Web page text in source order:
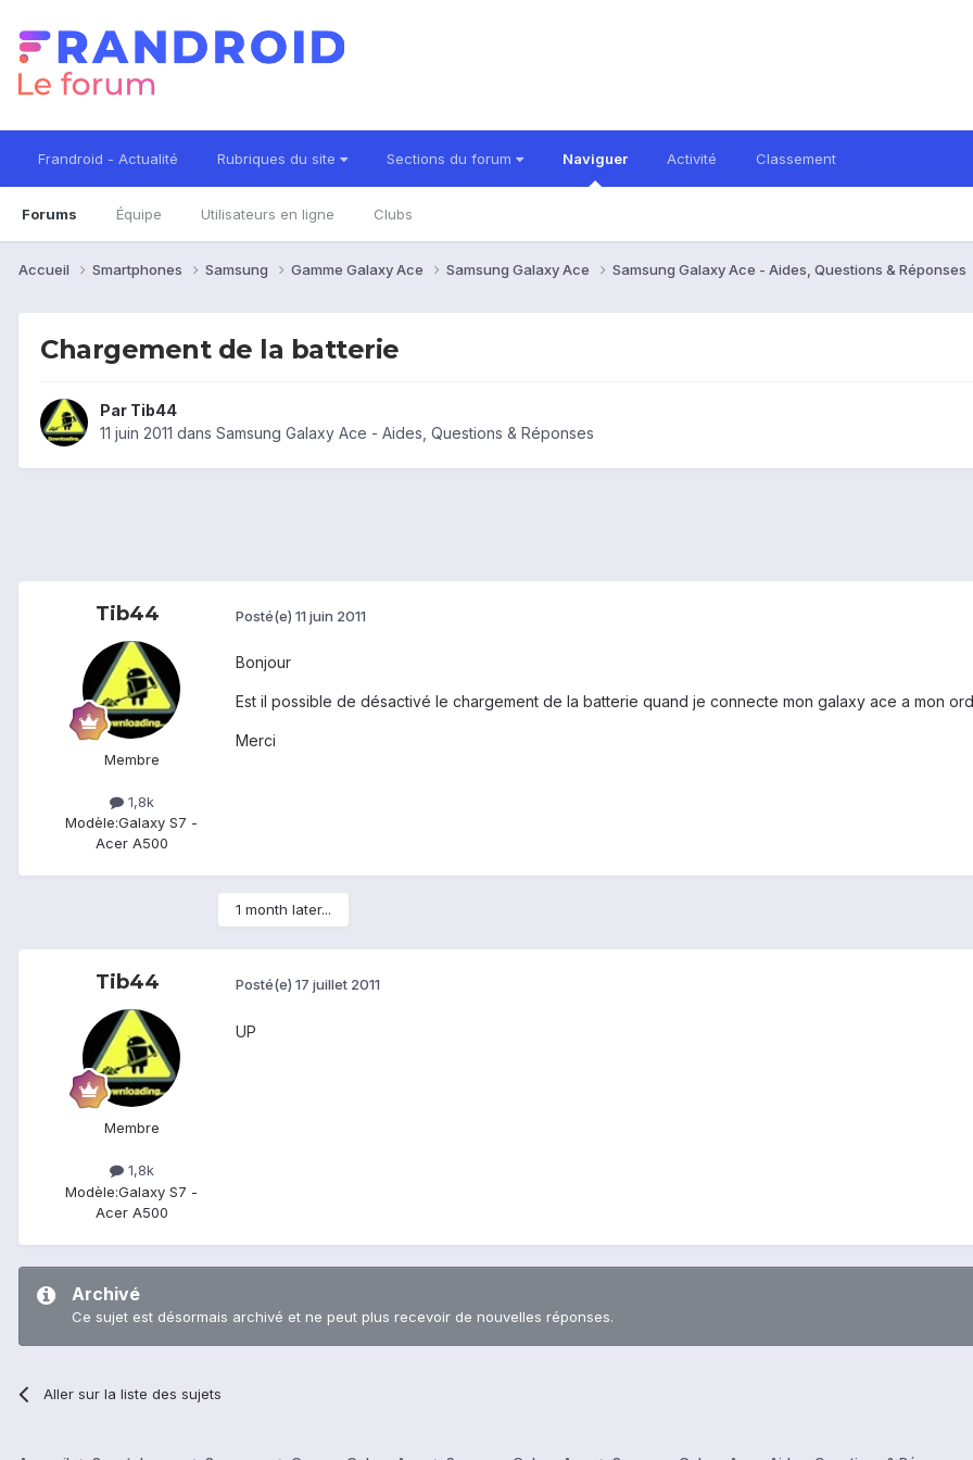
Frandroid - Actualité Rubriques du site Sections du forum Naviguer
Forums Équipe Utilisateurs en ligne Clubs
Activité Classement
Accueil Smartphones Samsung Gamme Galaxy Ace Samsung Galaxy Ace Samsung Galaxy Ace - Aides, Questions & Réponses
Chargement de la batterie
Par Tib44
11 juin 2011 dans Samsung Galaxy Ace - Aides, Questions & Réponses
Tib44
Membre
1,8k
Modèle:Galaxy S7 -
Acer A500
Posté(e) 11 juin 2011
Bonjour
Est il possible de désactivé le chargement de la batterie quand je connecte mon galaxy ace a mon
Merci
1 month later...
Tib44
Membre
1,8k
Modèle:Galaxy S7 -
Acer A500
Posté(e) 17 juillet 2011
UP
Archivé
Ce sujet est désormais archivé et ne peut plus recevoir de nouvelles réponses.
Aller sur la liste des sujets